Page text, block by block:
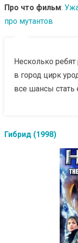
Про что фильм:
про мутантов
Несколько
в город цирк
все шансы стать
Гибрид (1998)